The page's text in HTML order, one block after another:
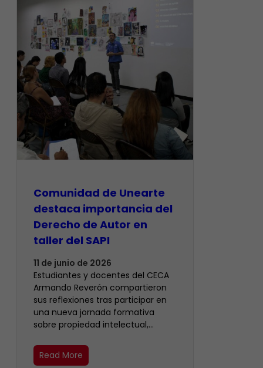
Comunidad de Unearte
destaca importancia del
Derecho de Autor en
taller del SAPI
11 de junio de 2026
Estudiantes y docentes del CECA
Armando Reverón compartieron
sus reflexiones tras participar en
una nueva jornada formativa
sobre propiedad intelectual,…
Read More